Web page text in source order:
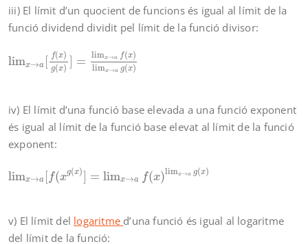
iii) El límit d’un quocient de funcions és igual al límit de la
funció dividend dividit pel límit de la funció divisor:
limx→a
f(x)
g(x) = lim x→a f(x)
limx→a g(x)
[f(x )]= limx→
iv) El límit d’una funció base elevada a una funció exponent
és igual al límit de la funció base elevat al límit de la funció
exponent:
limx→a [f(xg(x)] = limx→a f(x)limx→a g(x)
lim a [f xg(x lim f( )lim →ag
v) El límit del logaritme d’una funció és igual al logaritme
del límit de la funció: